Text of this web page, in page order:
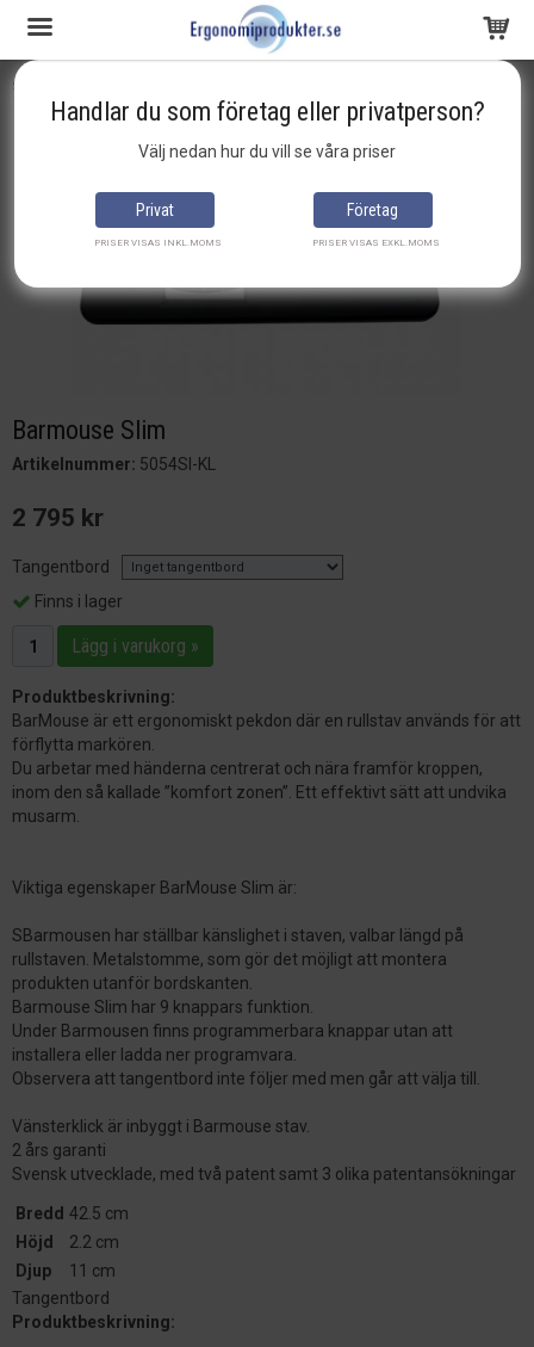
Produkten har blivit tillagd i varukorgen
Startsida
Barmouse Slim
Artikelnummer: 5054SI-KL
2 795 kr
Tangentbord
Finns i lager
Lägg i varukorg »
Produktbeskrivning:
BarMouse är ett ergonomiskt pekdon där en rullstav används för att
förflytta markören.
Du arbetar med händerna centrerat och nära framför kroppen,
inom den så kallade ”komfort zonen”. Ett effektivt sätt att undvika
musarm.
Viktiga egenskaper BarMouse Slim är:
SBarmousen har ställbar känslighet i staven, valbar längd på
rullstaven. Metalstomme, som gör det möjligt att montera
produkten utanför bordskanten.
Barmouse Slim har 9 knappars funktion.
Under Barmousen finns programmerbara knappar utan att
installera eller ladda ner programvara.
Observera att tangentbord inte följer med men går att välja till.
Vänsterklick är inbyggt i Barmouse stav.
2 års garanti
Svensk utvecklade, med två patent samt 3 olika patentansökningar
Bredd 42.5 cm
Höjd
2.2 cm
Djup
11 cm
Tangentbord
Produktbeskrivning:
Handlar du som företag eller privatperson?
Välj nedan hur du vill se våra priser
Privat
PRISER VISAS INKL.MOMS
Företag
PRISER VISAS EXKL.MOMS